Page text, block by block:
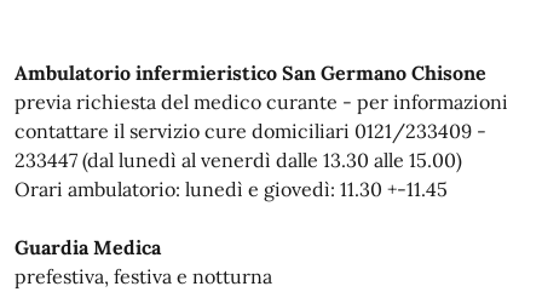
Ambulatorio infermieristico San Germano Chisone
previa richiesta del medico curante - per informazioni
contattare il servizio cure domiciliari 0121/233409 -
233447 (dal lunedì al venerdì dalle 13.30 alle 15.00)
Orari ambulatorio: lunedì e giovedì: 11.30 +-11.45
Guardia Medica
prefestiva, festiva e notturna